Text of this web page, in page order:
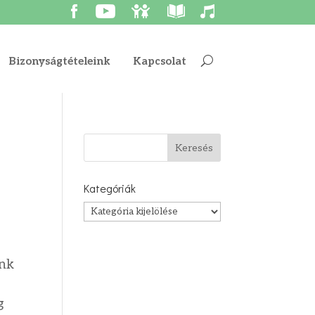
Bizonyságtételeink Kapcsolat
Kategóriák
Kategóriák